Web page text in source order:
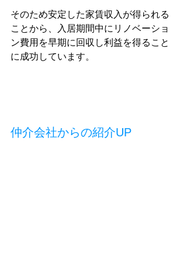
そのため安定した家賃収入が得られる
ことから、入居期間中にリノベーショ
ン費用を早期に回収し利益を得ること
に成功しています。
仲介会社からの紹介UP